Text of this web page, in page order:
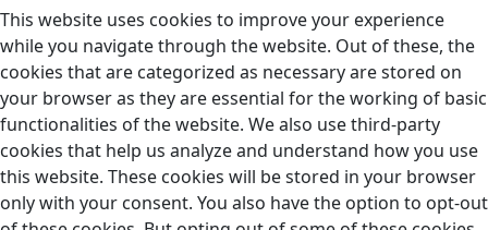
This website uses cookies to improve your experience
while you navigate through the website. Out of these, the
cookies that are categorized as necessary are stored on
your browser as they are essential for the working of basic
functionalities of the website. We also use third-party
cookies that help us analyze and understand how you use
this website. These cookies will be stored in your browser
only with your consent. You also have the option to opt-out